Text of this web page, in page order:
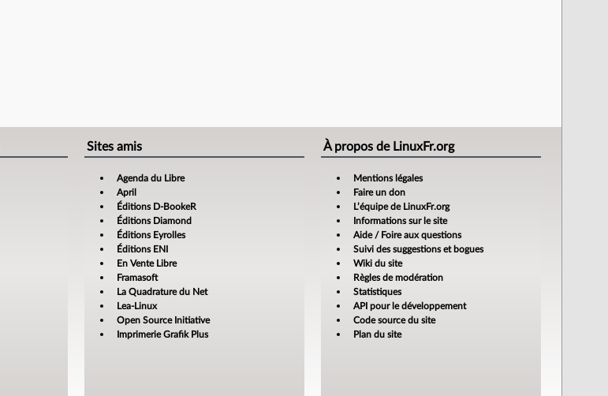
Sites amis
Agenda du Libre
April
Éditions D-BookeR
Éditions Diamond
Éditions Eyrolles
Éditions ENI
En Vente Libre
Framasoft
La Quadrature du Net
Lea-Linux
Open Source Initiative
Imprimerie Grafik Plus
À propos de LinuxFr.org
Mentions légales
Faire un don
L’équipe de LinuxFr.org
Informations sur le site
Aide / Foire aux questions
Suivi des suggestions et bogues
Wiki du site
Règles de modération
Statistiques
API pour le développement
Code source du site
Plan du site